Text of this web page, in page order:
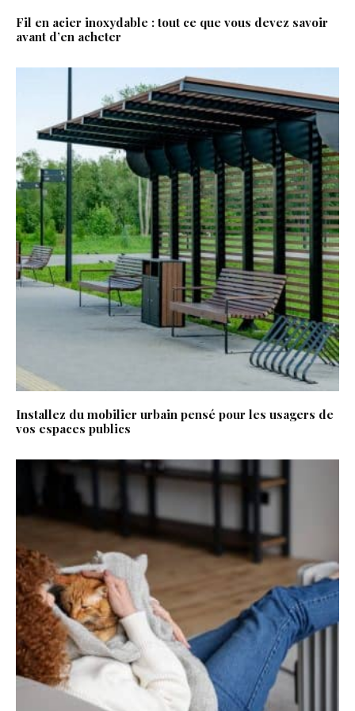
Fil en acier inoxydable : tout ce que vous devez savoir
avant d’en acheter
Installez du mobilier urbain pensé pour les usagers de
vos espaces publics